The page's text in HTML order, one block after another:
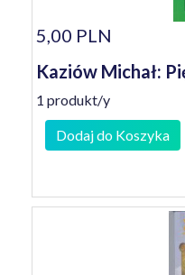
5,00 PLN
Kaziów Michał:
1 produkt/y
Dodaj do Koszyka